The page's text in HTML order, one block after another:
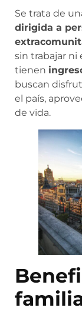
Se trata de
dirigida a
sin trabajar ni
tienen
buscan
el país,
de vida.